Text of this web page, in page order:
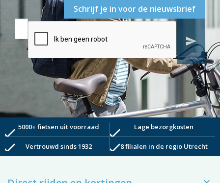
Schrijf je in voor de nieuwsbrief
send
check5000+ fietsen uit voorraad check Lage bezorgkosten
check Vertrouwd sinds 1932 check8 filialen in de regio Utrecht